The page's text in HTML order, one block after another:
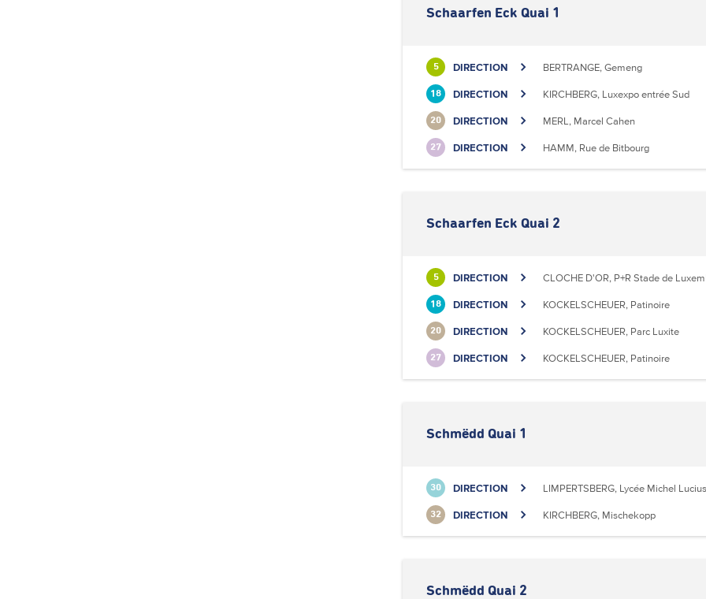
Schaarfen Eck Quai 1
5 DIRECTION BERTRANGE, Gemeng
18 DIRECTION KIRCHBERG, Luxexpo entrée Sud
20 DIRECTION MERL, Marcel Cahen
27 DIRECTION HAMM, Rue de Bitbourg
Schaarfen Eck Quai 2
5 DIRECTION CLOCHE D'OR, P+R Stade de
18 DIRECTION KOCKELSCHEUER, Patinoire
20 DIRECTION KOCKELSCHEUER, Parc Luxite
27 DIRECTION KOCKELSCHEUER, Patinoire
Schmëdd Quai 1
30 DIRECTION LIMPERTSBERG, Lycée Michel Lucius
32 DIRECTION KIRCHBERG, Mischekopp
Schmëdd Quai 2